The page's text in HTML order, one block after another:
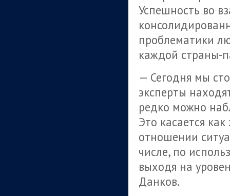
Успешность во
проблематики
каждой страны-
— Сегодня мы
эксперты
редко можно
Это касается
отношении
числе, по
выходя на
Данков.